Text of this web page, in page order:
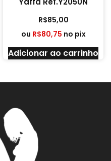
R$85,00
ou R$80,75 no pix
Adicionar ao carrinho